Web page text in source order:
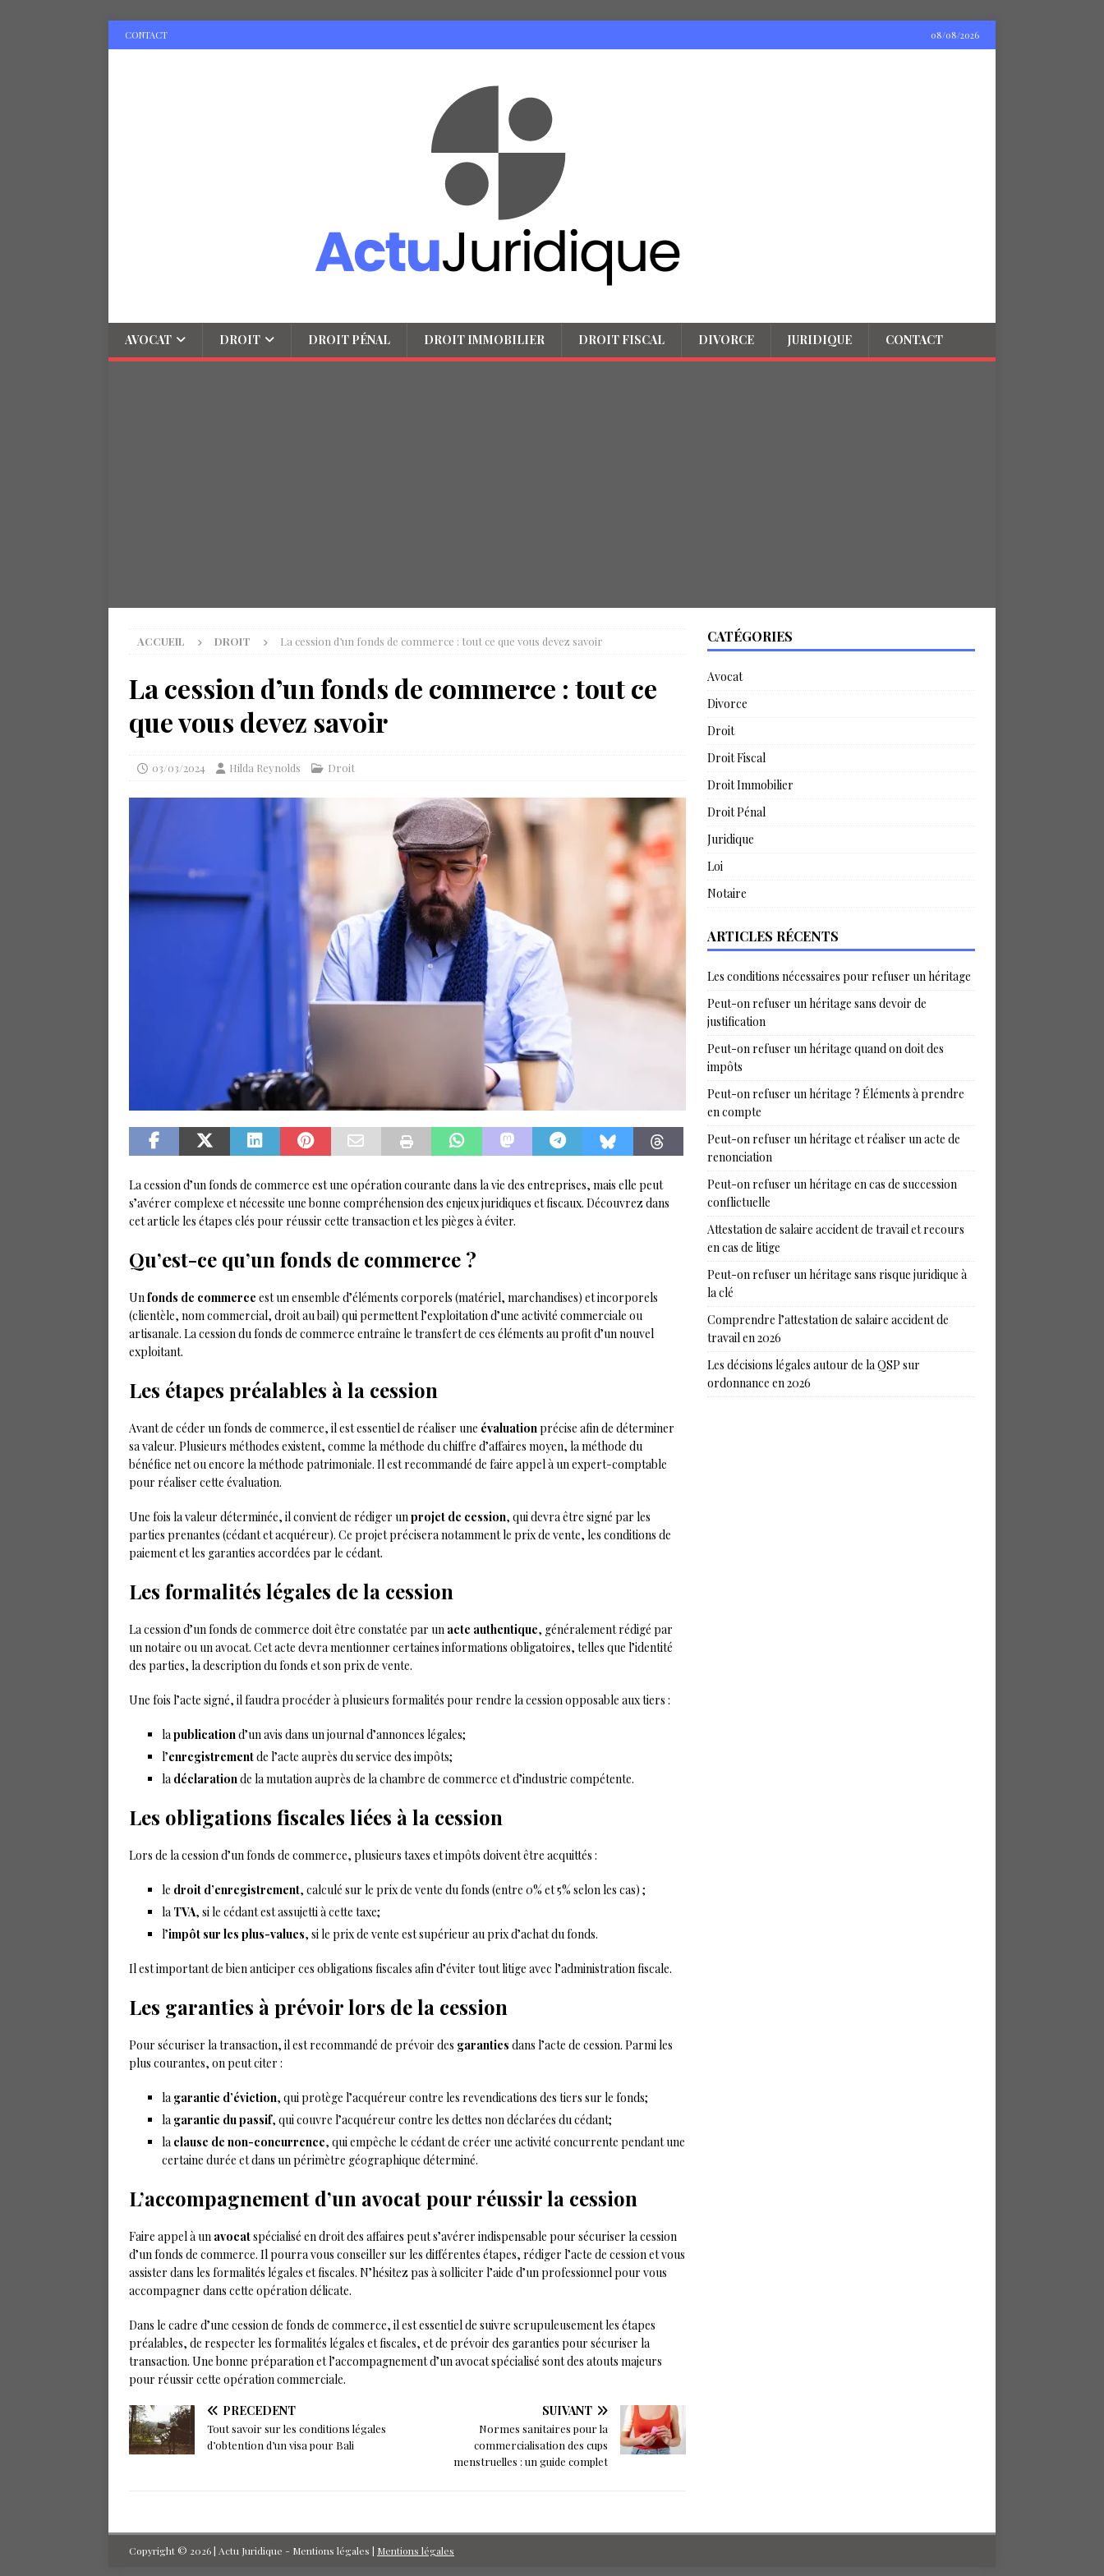
CONTACT 08/08/2026
AVOCAT DROIT DROIT PÉNAL DROIT IMMOBILIER DROIT FISCAL DIVORCE JURIDIQUE CONTACT
ACCUEIL DROIT La cession d’un fonds de commerce : tout ce que vous devez savoir
La cession d’un fonds de commerce : tout ce
que vous devez savoir
03/03/2024 Hilda Reynolds Droit
La cession d’un fonds de commerce est une opération courante dans la vie des entreprises, mais elle peut
s’avérer complexe et nécessite une bonne compréhension des enjeux juridiques et fiscaux. Découvrez dans
cet article les étapes clés pour réussir cette transaction et les pièges à éviter.
Qu’est-ce qu’un fonds de commerce ?
Unfonds de commerce est un ensemble d’éléments corporels (matériel, marchandises) et incorporels
(clientèle, nom commercial, droit au bail) qui permettent l’exploitation d’une activité commerciale ou
artisanale. La cession du fonds de commerce entraîne le transfert de ces éléments au profit d’un nouvel
exploitant.
Les étapes préalables à la cession
Avant de céder un fonds de commerce, il est essentiel de réaliser une évaluationprécise afin de déterminer
sa valeur. Plusieurs méthodes existent, comme la méthode du chiffre d’affaires moyen, la méthode du
bénéfice net ou encore la méthode patrimoniale. Il est recommandé de faire appel à un expert-comptable
pour réaliser cette évaluation.
Une fois la valeur déterminée, il convient de rédiger unprojet de cession, qui devra être signé par les
parties prenantes (cédant et acquéreur). Ce projet précisera notamment le prix de vente, les conditions de
paiement et les garanties accordées par le cédant.
Les formalités légales de la cession
La cession d’un fonds de commerce doit être constatée par un acte authentique, généralement rédigé par
un notaire ou un avocat. Cet acte devra mentionner certaines informations obligatoires, telles que l’identité
des parties, la description du fonds et son prix de vente.
Une fois l’acte signé, il faudra procéder à plusieurs formalités pour rendre la cession opposable aux tiers :
lapublicationd’un avis dans un journal d’annonces légales;
l’enregistrementde l’acte auprès du service des impôts;
la déclarationde la mutation auprès de la chambre de commerce et d’industrie compétente.
Les obligations fiscales liées à la cession
Lors de la cession d’un fonds de commerce, plusieurs taxes et impôts doivent être acquittés :
le droit d’enregistrement, calculé sur le prix de vente du fonds (entre 0% et 5% selon les cas) ;
la TVA, si le cédant est assujetti à cette taxe;
l’impôt sur les plus-values, si le prix de vente est supérieur au prix d’achat du fonds.
Il est important de bien anticiper ces obligations fiscales afin d’éviter tout litige avec l’administration fiscale.
Les garanties à prévoir lors de la cession
Pour sécuriser la transaction, il est recommandé de prévoir des garanties dans l’acte de cession. Parmi les
plus courantes, on peut citer :
la garantie d’éviction, qui protège l’acquéreur contre les revendications des tiers sur le fonds;
la garantie du passif, qui couvre l’acquéreur contre les dettes non déclarées du cédant;
la clause de non-concurrence, qui empêche le cédant de créer une activité concurrente pendant une
certaine durée et dans un périmètre géographique déterminé.
L’accompagnement d’un avocat pour réussir la cession
Faire appel à un avocatspécialisé en droit des affaires peut s’avérer indispensable pour sécuriser la cession
d’un fonds de commerce. Il pourra vous conseiller sur les différentes étapes, rédiger l’acte de cession et vous
assister dans les formalités légales et fiscales. N’hésitez pas à solliciter l’aide d’un professionnel pour vous
accompagner dans cette opération délicate.
Dans le cadre d’une cession de fonds de commerce, il est essentiel de suivre scrupuleusement les étapes
préalables, de respecter les formalités légales et fiscales, et de prévoir des garanties pour sécuriser la
transaction. Une bonne préparation et l’accompagnement d’un avocat spécialisé sont des atouts majeurs
pour réussir cette opération commerciale.
PRÉCÉDENT
Tout savoir sur les conditions légales
d’obtention d’un visa pour Bali
SUIVANT
Normes sanitaires pour la
commercialisation des cups
menstruelles : un guide complet
CATÉGORIES
Avocat
Divorce
Droit
Droit Fiscal
Droit Immobilier
Droit Pénal
Juridique
Loi
Notaire
ARTICLES RÉCENTS
Les conditions nécessaires pour refuser un héritage
Peut-on refuser un héritage sans devoir de
justification
Peut-on refuser un héritage quand on doit des
impôts
Peut-on refuser un héritage ? Éléments à prendre
en compte
Peut-on refuser un héritage et réaliser un acte de
renonciation
Peut-on refuser un héritage en cas de succession
conflictuelle
Attestation de salaire accident de travail et recours
en cas de litige
Peut-on refuser un héritage sans risque juridique à
la clé
Comprendre l’attestation de salaire accident de
travail en 2026
Les décisions légales autour de la QSP sur
ordonnance en 2026
Copyright © 2026 | Actu Juridique - Mentions légales | Mentions légales